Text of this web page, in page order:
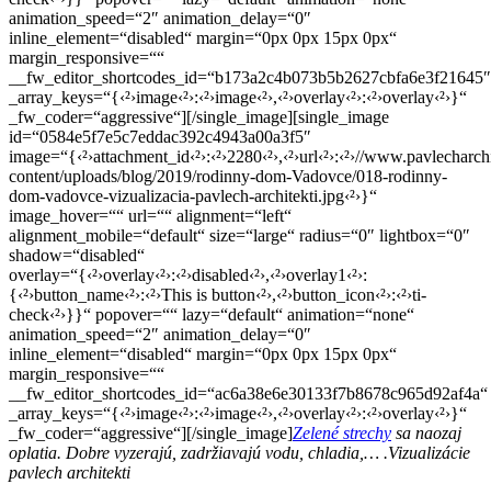
animation_speed=“2″ animation_delay=“0″
inline_element=“disabled“ margin=“0px 0px 15px 0px“
margin_responsive=““
__fw_editor_shortcodes_id=“b173a2c4b073b5b2627cbfa6e3f21645″
_array_keys=“{‹²›image‹²›:‹²›image‹²›,‹²›overlay‹²›:‹²›overlay‹²›}“
_fw_coder=“aggressive“][/single_image][single_image
id=“0584e5f7e5c7eddac392c4943a00a3f5″
image=“{‹²›attachment_id‹²›:‹²›2280‹²›,‹²›url‹²›:‹²›//
content/uploads/blog/2019/rodinny-dom-Vadovce/018-rodinny-
dom-vadovce-vizualizacia-pavlech-architekti.jpg‹²›}“
image_hover=““ url=““ alignment=“left“
alignment_mobile=“default“ size=“large“ radius=“0″ lightbox=“0″
shadow=“disabled“
overlay=“{‹²›overlay‹²›:‹²›disabled‹²›,‹²›overlay1‹²›:
{‹²›button_name‹²›:‹²›This is button‹²›,‹²›button_icon‹²›:‹²›ti-
check‹²›}}“ popover=““ lazy=“default“ animation=“none“
animation_speed=“2″ animation_delay=“0″
inline_element=“disabled“ margin=“0px 0px 15px 0px“
margin_responsive=““
__fw_editor_shortcodes_id=“ac6a38e6e30133f7b8678c965d92af4a“
_array_keys=“{‹²›image‹²›:‹²›image‹²›,‹²›overlay‹²›:‹²›overlay‹²›}“
_fw_coder=“aggressive“][/single_image]Zelené strechy sa naozaj
oplatia. Dobre vyzerajú, zadržiavajú vodu, chladia,… .Vizualizácie
pavlech architekti